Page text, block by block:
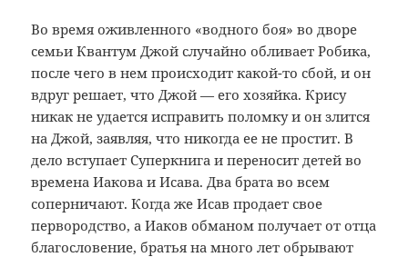
Во время оживленного «водного боя» во дворе
семьи Квантум Джой случайно обливает Робика,
после чего в нем происходит какой-то сбой, и он
вдруг решает, что Джой — его хозяйка. Крису
никак не удается исправить поломку и он злится
на Джой, заявляя, что никогда ее не простит. В
дело вступает Суперкнига и переносит детей во
времена Иакова и Исава. Два брата во всем
соперничают. Когда же Исав продает свое
первородство, а Иаков обманом получает от отца
благословение, братья на много лет обрывают